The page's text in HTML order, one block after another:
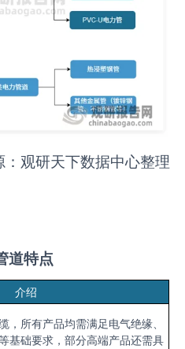
：观研天下数据中心整理
道特点
介绍
，所有产品均需满足电气绝缘、
基础要求，部分高端产品还需具